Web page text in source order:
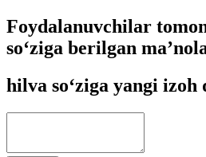
Foydalanuvchilar
so‘ziga berilgan
hilva so‘ziga yangi izoh